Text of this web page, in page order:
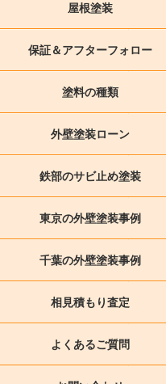
屋根塗装
保証＆アフターフォロー
塗料の種類
外壁塗装ローン
鉄部のサビ止め塗装
東京の外壁塗装事例
千葉の外壁塗装事例
相見積もり査定
よくあるご質問